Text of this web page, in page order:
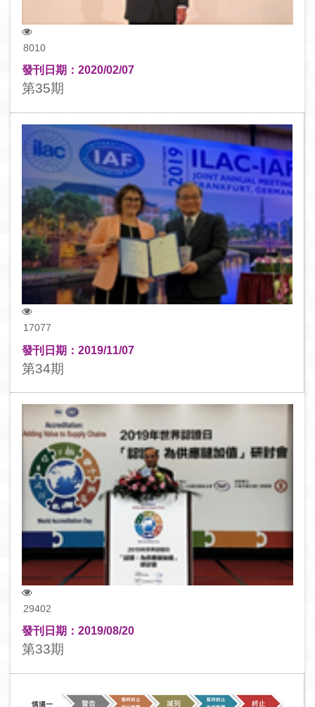
8010
發刊日期：2020/02/07
第35期
17077
發刊日期：2019/11/07
第34期
29402
發刊日期：2019/08/20
第33期